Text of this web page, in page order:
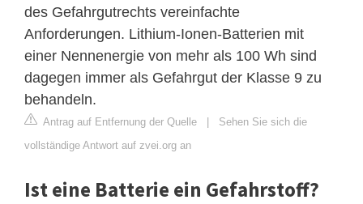
des Gefahrgutrechts vereinfachte
Anforderungen. Lithium-Ionen-Batterien mit
einer Nennenergie von mehr als 100 Wh sind
dagegen immer als Gefahrgut der Klasse 9 zu
behandeln.
Antrag auf Entfernung der Quelle
Sehen Sie sich die
vollständige Antwort auf zvei.org an
Ist eine Batterie ein Gefahrstoff?